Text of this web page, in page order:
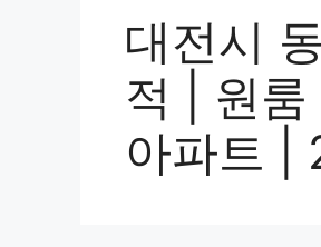
대전시
적 | 원룸
아파트 |